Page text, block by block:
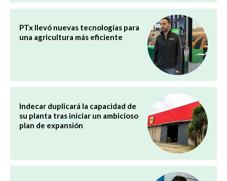
PTx llevó nuevas tecnologías para
una agricultura más eficiente
Indecar duplicará la capacidad de
su planta tras iniciar un ambicioso
plan de expansión